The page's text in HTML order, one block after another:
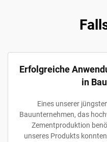
Erfolgreiche
in
Eines unserer
Bauunternehmen, das
Zementproduktion
unseres Produkts